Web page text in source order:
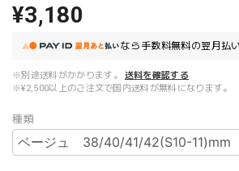
¥3,180
なら 手数料無料の翌月払
※別途送料がかかります。
送料を確認する
※¥2,500以上のご注文で国内送料が無料になります。
種類